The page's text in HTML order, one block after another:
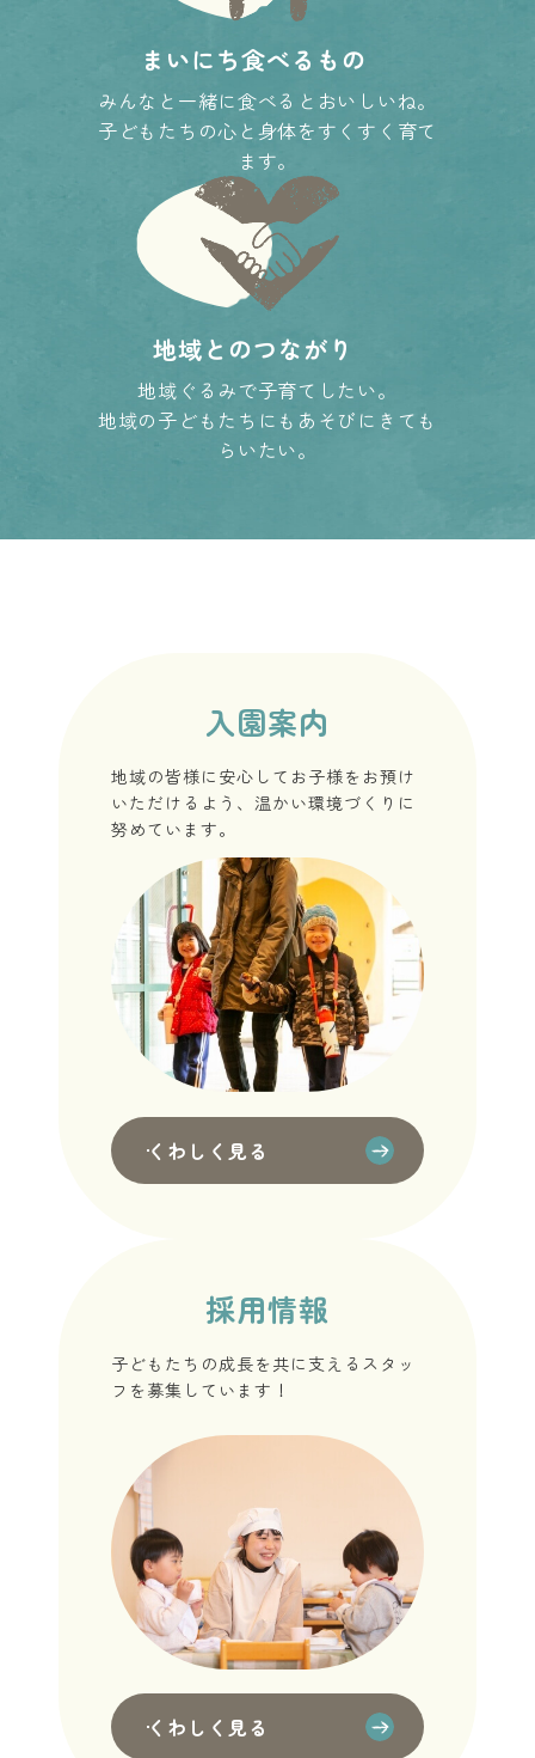
まいにち食べるもの
みんなと一緒に食べるとおいしいね。
子どもたちの心と身体をすくすく育て
ます。
地域とのつながり
地域ぐるみで子育てしたい。
地域の子どもたちにもあそびにきても
らいたい。
入園案内
地域の皆様に安心してお子様をお預け
いただけるよう、温かい環境づくりに
努めています。
くわしく見る
採用情報
子どもたちの成長を共に支えるスタッ
フを募集しています！
くわしく見る